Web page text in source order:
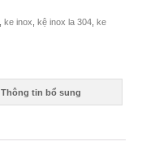
ke inox kệ inox la 304 ke
Thông tin bổ sung